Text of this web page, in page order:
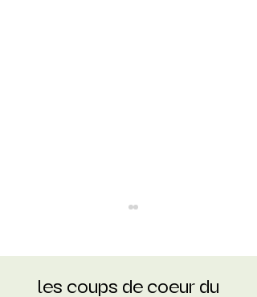
les coups de coeur du